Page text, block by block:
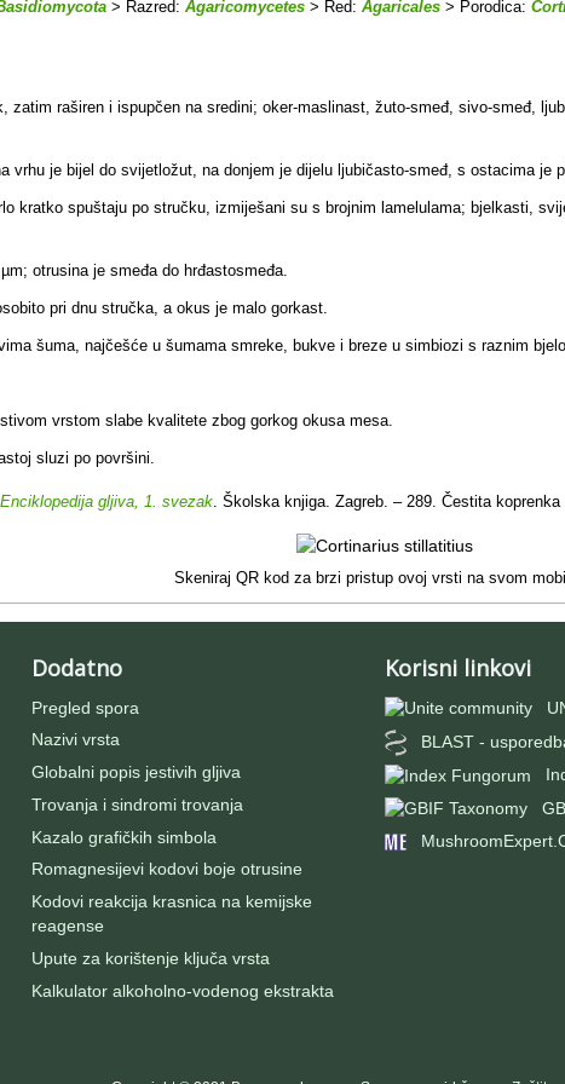
> Razred: Agaricomycetes > Red: Agaricales > Porodica:
zatim raširen i ispupčen na sredini; oker-maslinast, žuto-smeđ, sivo-smeđ,
vrhu je bijel do svijetložut, na donjem je dijelu ljubičasto-smeđ, s ostacima je
kratko spuštaju po stručku, izmiješani su s brojnim lamelulama; bjelkasti,
otrusina je smeđa do hrđastosmeđa.
pri dnu stručka, a okus je malo gorkast.
šuma, najčešće u šumama smreke, bukve i breze u simbiozi s raznim
vrstom slabe kvalitete zbog gorkog okusa mesa.
sluzi po površini.
Enciklopedija gljiva, 1. svezak . Školska knjiga. Zagreb. – 289. Čestita koprenka
Skeniraj QR kod za brzi pristup ovoj vrsti na svom
Dodatno
Pregled spora
Nazivi vrsta
Globalni popis jestivih gljiva
Trovanja i sindromi trovanja
Kazalo grafičkih simbola
Romagnesijevi kodovi boje otrusine
Kodovi reakcija krasnica na kemijske
reagense
Upute za korištenje ključa vrsta
Kalkulator alkoholno-vodenog ekstrakta
Korisni linkovi
BLAST -